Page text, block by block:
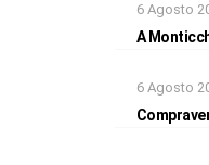
6 Agosto
A
6 Agosto